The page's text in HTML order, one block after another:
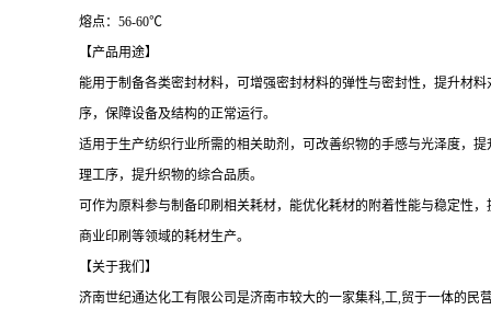
熔点： 56-60℃
【产品用途】
能用于制备各类密封材料，可增强密封材料的弹性与密封性，提升材
序，保障设备及结构的正常运行。
适用于生产纺织行业所需的相关助剂，可改善织物的手感与光泽度，
理工序，提升织物的综合品质。
可作为原料参与制备印刷相关耗材，能优化耗材的附着性能与稳定性
商业印刷等领域的耗材生产。
【关于我们】
济南世纪通达化工有限公司是济南市较大的一家集科,工,贸于一体的民